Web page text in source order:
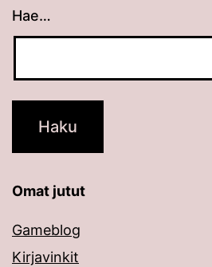
Hae…
Kun tuloksia tulee, voit
Omat jutut
Gameblog
Kirjavinkit